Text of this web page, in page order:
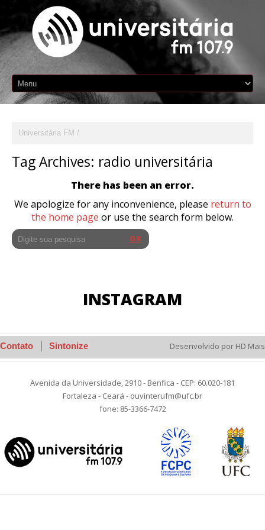
Universitária FM
Tag Archives: radio universitária
There has been an error.
We apologize for any inconvenience, please return to
the home page or use the search form below.
INSTAGRAM
Contato Sintonize Desenvolvido por HD Mais
Avenida da Universidade, 2910 - Benfica - CEP: 60.020-181
Fortaleza - Ceará - ouvinterufm@ufc.br
fone: 85-3366-7472